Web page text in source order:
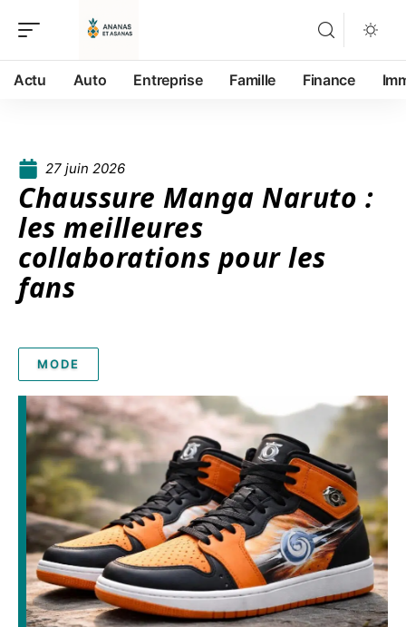
Actu Auto Entreprise Famille Finance
27 juin 2026
Chaussure Manga Naruto :
les meilleures
collaborations pour les
fans
MODE